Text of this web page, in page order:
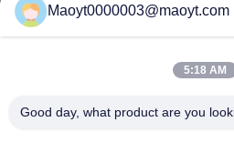
Продукты
Maoyt0000003@maoyt.com
5:18 AM
Good day, what product are you